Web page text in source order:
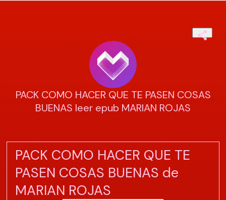
PACK COMO HACER QUE TE PASEN COSAS
BUENAS leer epub MARIAN ROJAS
PACK COMO HACER QUE TE
PASEN COSAS BUENAS de
MARIAN ROJAS